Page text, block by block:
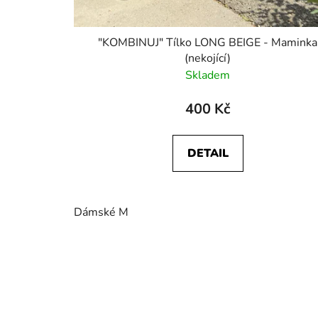
"KOMBINUJ" Tílko LONG BEIGE - Maminka
(nekojící)
Skladem
400 Kč
DETAIL
Dámské M